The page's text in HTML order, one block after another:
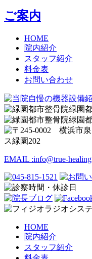
ご案内
HOME
院内紹介
スタッフ紹介
料金表
お問い合わせ
EMAIL :info@true-
HOME
院内紹介
スタッフ紹介